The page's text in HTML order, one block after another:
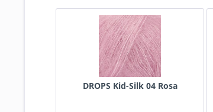
DROPS Kid-Silk 04 Rosa